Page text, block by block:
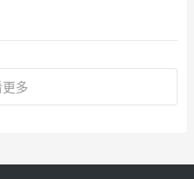
进行沟通，并协同合作，试
和道尔顿表示，多个仅供内
决它们被…
多